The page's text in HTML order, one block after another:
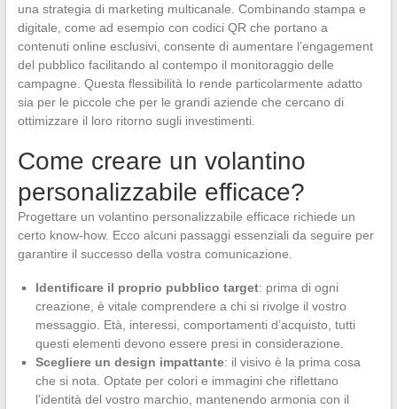
una strategia di marketing multicanale. Combinando stampa e
digitale, come ad esempio con codici QR che portano a
contenuti online esclusivi, consente di aumentare l’engagement
del pubblico facilitando al contempo il monitoraggio delle
campagne. Questa flessibilità lo rende particolarmente adatto
sia per le piccole che per le grandi aziende che cercano di
ottimizzare il loro ritorno sugli investimenti.
Come creare un volantino
personalizzabile efficace?
Progettare un volantino personalizzabile efficace richiede un
certo know-how. Ecco alcuni passaggi essenziali da seguire per
garantire il successo della vostra comunicazione.
Identificare il proprio pubblico target: prima di ogni
creazione, è vitale comprendere a chi si rivolge il vostro
messaggio. Età, interessi, comportamenti d’acquisto, tutti
questi elementi devono essere presi in considerazione.
Scegliere un design impattante: il visivo è la prima cosa
che si nota. Optate per colori e immagini che riflettano
l’identità del vostro marchio, mantenendo armonia con il